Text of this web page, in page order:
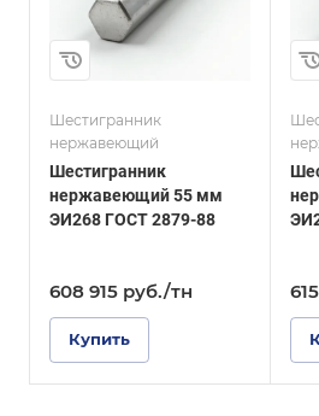
Шестигранник
нержавеющий
Шестигранник
нержавеющий 55 мм
ЭИ268 ГОСТ 2879-88
608 915 руб./тн
Купить
Технология
изготовления
32